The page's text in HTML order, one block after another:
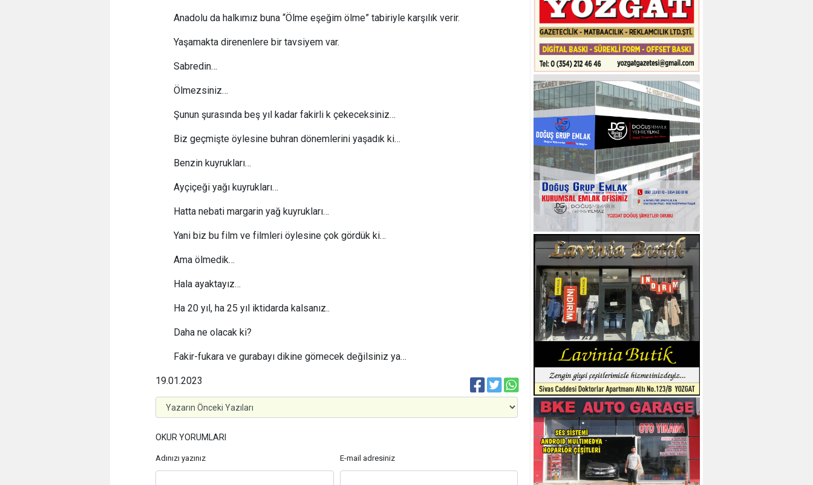
Anadolu da halkımız buna “Ölme eşeğim ölme” tabiriyle karşılık verir.
Yaşamakta direnenlere bir tavsiyem var.
Sabredin…
Ölmezsiniz…
Şunun şurasında beş yıl kadar fakirli k çekeceksiniz…
Biz geçmişte öylesine buhran dönemlerini yaşadık ki…
Benzin kuyrukları…
Ayçiçeği yağı kuyrukları…
Hatta nebati margarin yağ kuyrukları…
Yani biz bu film ve filmleri öylesine çok gördük ki…
Ama ölmedik…
Hala ayaktayız…
Ha 20 yıl, ha 25 yıl iktidarda kalsanız..
Daha ne olacak ki?
Fakir-fukara ve gurabayı dikine gömecek değilsiniz ya…
19.01.2023
OKUR YORUMLARI
Adınızı yazınız E-mail adresiniz